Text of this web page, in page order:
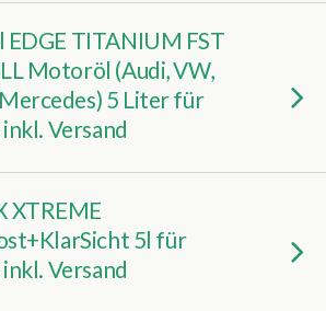
EDGE TITANIUM FST
Motoröl (Audi, VW,
5 Liter für
Versand
XTREME
5l für
Versand